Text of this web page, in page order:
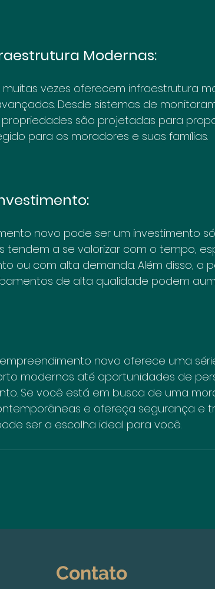
Modernas:
vezes oferecem infraestrutura
Desde sistemas de
propriedades são projetadas para
para os moradores e suas famílias.
novo pode ser um investimento
tendem a se valorizar com o tempo,
ou com alta demanda. Além disso, a
de alta qualidade podem
novo oferece uma
modernos até oportunidades de
Se você está em busca de uma
e ofereça segurança e
ser a escolha ideal para você.
Contato